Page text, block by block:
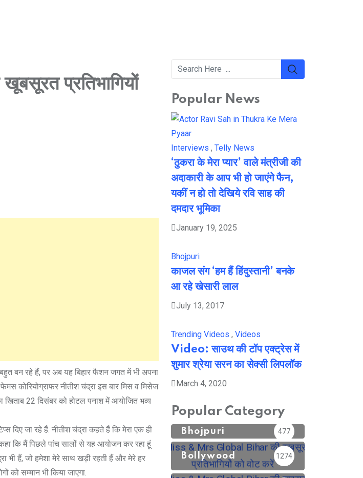
प्रतिभागियों
बहुत बन रहे हैं, पर अब यह बिहार फैशन जगत में भी अपना
कोरियोग्राफर नीतीश चंद्रा इस बार मिस व मिसेज
खिताब 22 दिसंबर को होटल पनाश में आयोजित भव्य
जा रहे हैं. नीतीश चंद्रा कहते हैं कि मेरा एक ही
कि मैं पिछले पांच सालों से यह आयोजन कर रहा हूं
हैं, जो हमेशा मेरे साथ खड़ी रहती हैं और मेरे हर
को सम्मान भी किया जाएगा.
Popular News
Interviews , Telly News
‘ठुकरा के मेरा प्यार’ वाले मंत्रीजी की
अदाकारी के आप भी हो जाएंगे फैन,
यकीं न हो तो देखिये रवि साह की
दमदार भूमिका
January 19, 2025
Bhojpuri
काजल संग ‘हम हैं हिंदुस्तानी’ बनके
आ रहे खेसारी लाल
July 13, 2017
Trending Videos , Videos
Video: साउथ की टॉप एक्ट्रेस में
शुमार श्रेया सरन का सेक्सी लिपलॉक
March 4, 2020
Popular Category
Bhojpuri 477
Bollywood 1274